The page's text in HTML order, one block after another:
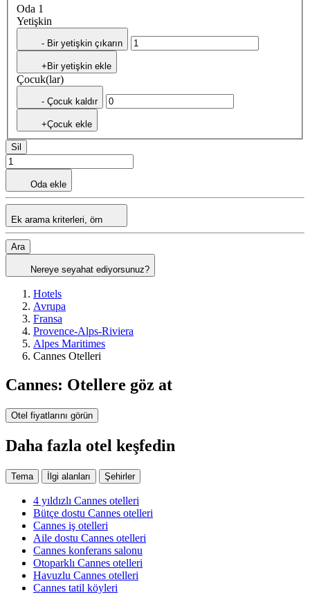
Oda 1
Yetişkin
- Bir yetişkin çıkarın
+Bir yetişkin ekle
Çocuk(lar)
- Çocuk kaldır
+Çocuk ekle
Sil
Oda ekle
Ek arama kriterleri, örn
Ara
Nereye seyahat ediyorsunuz?
Hotels
Avrupa
Fransa
Provence-Alps-Riviera
Alpes Maritimes
Cannes Otelleri
Cannes: Otellere göz at
Otel fiyatlarını görün
Daha fazla otel keşfedin
Tema İlgi alanları Şehirler
4 yıldızlı Cannes otelleri
Bütçe dostu Cannes otelleri
Cannes iş otelleri
Aile dostu Cannes otelleri
Cannes konferans salonu
Otoparklı Cannes otelleri
Havuzlu Cannes otelleri
Cannes tatil köyleri